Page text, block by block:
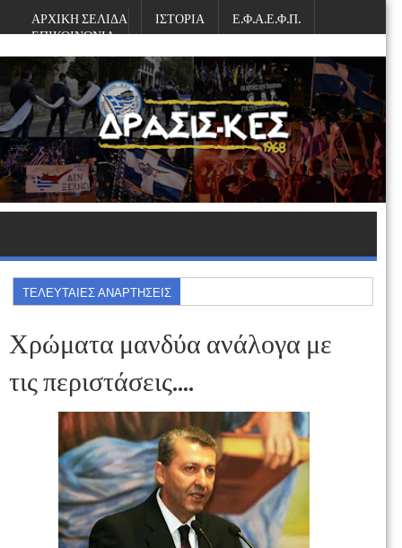
ΑΡΧΙΚΗ ΣΕΛΙΔΑ ΙΣΤΟΡΙΑ
Ε.Φ.Α.Ε.Φ.Π.
ΕΠΙΚΟΙΝΩΝΙΑ
Παρασκευή, Αυγούστου 07, 2026
ΤΕΛΕΥΤΑΙΕΣ ΑΝΑΡΤΗΣΕΙΣ
Χρώματα μανδύα ανάλογα με
τις περιστάσεις....